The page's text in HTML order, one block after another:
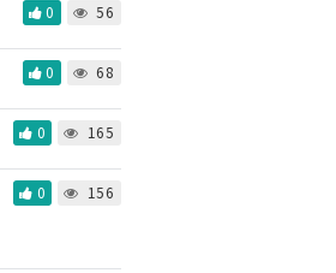
0 56
0 68
0 165
0 156